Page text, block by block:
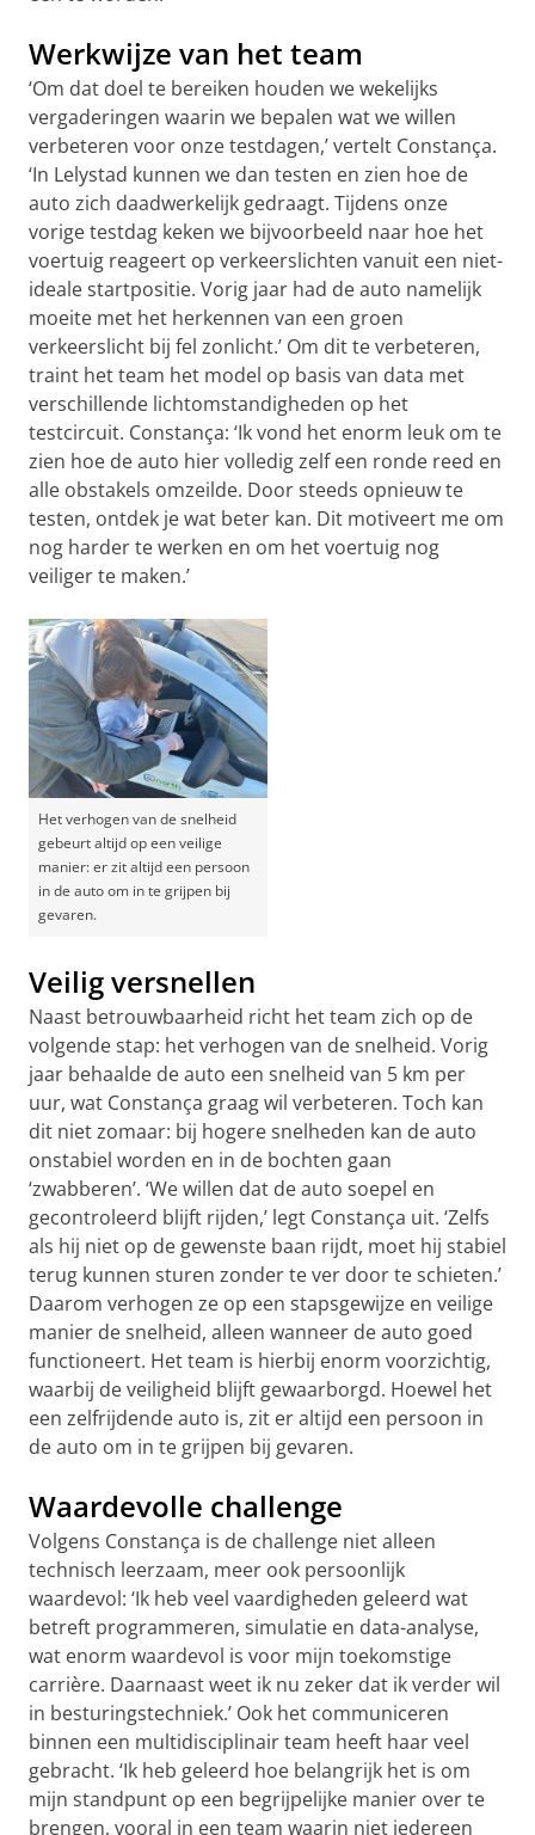
Werkwijze van het team
‘Om dat doel te bereiken houden we wekelijks
vergaderingen waarin we bepalen wat we willen
verbeteren voor onze testdagen,’ vertelt Constança.
‘In Lelystad kunnen we dan testen en zien hoe de
auto zich daadwerkelijk gedraagt. Tijdens onze
vorige testdag keken we bijvoorbeeld naar hoe het
voertuig reageert op verkeerslichten vanuit een niet-
ideale startpositie. Vorig jaar had de auto namelijk
moeite met het herkennen van een groen
verkeerslicht bij fel zonlicht.’ Om dit te verbeteren,
traint het team het model op basis van data met
verschillende lichtomstandigheden op het
testcircuit. Constança: ‘Ik vond het enorm leuk om te
zien hoe de auto hier volledig zelf een ronde reed en
alle obstakels omzeilde. Door steeds opnieuw te
testen, ontdek je wat beter kan. Dit motiveert me om
nog harder te werken en om het voertuig nog
veiliger te maken.’
Het verhogen van de snelheid
gebeurt altijd op een veilige
manier: er zit altijd een persoon
in de auto om in te grijpen bij
gevaren.
Veilig versnellen
Naast betrouwbaarheid richt het team zich op de
volgende stap: het verhogen van de snelheid. Vorig
jaar behaalde de auto een snelheid van 5 km per
uur, wat Constança graag wil verbeteren. Toch kan
dit niet zomaar: bij hogere snelheden kan de auto
onstabiel worden en in de bochten gaan
‘zwabberen’. ‘We willen dat de auto soepel en
gecontroleerd blijft rijden,’ legt Constança uit. ‘Zelfs
als hij niet op de gewenste baan rijdt, moet hij stabiel
terug kunnen sturen zonder te ver door te schieten.’
Daarom verhogen ze op een stapsgewijze en veilige
manier de snelheid, alleen wanneer de auto goed
functioneert. Het team is hierbij enorm voorzichtig,
waarbij de veiligheid blijft gewaarborgd. Hoewel het
een zelfrijdende auto is, zit er altijd een persoon in
de auto om in te grijpen bij gevaren.
Waardevolle challenge
Volgens Constança is de challenge niet alleen
technisch leerzaam, meer ook persoonlijk
waardevol: ‘Ik heb veel vaardigheden geleerd wat
betreft programmeren, simulatie en data-analyse,
wat enorm waardevol is voor mijn toekomstige
carrière. Daarnaast weet ik nu zeker dat ik verder wil
in besturingstechniek.’ Ook het communiceren
binnen een multidisciplinair team heeft haar veel
gebracht. ‘Ik heb geleerd hoe belangrijk het is om
mijn standpunt op een begrijpelijke manier over te
brengen, vooral in een team waarin niet iedereen